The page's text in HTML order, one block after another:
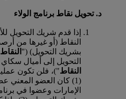
د. تحويل نقاط برنامج الولاء
إذا قدم شريك التحويل
النقاط (أو غيرها من
بشريك التحويل) (" النقاط
التحويل إلى أميال
النقاط")، فلن تكون
(1) كان العضو المعني
الإمارات وعضوا في